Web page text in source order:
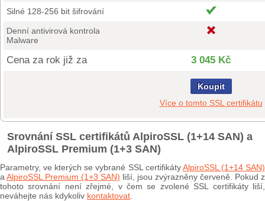
Silné 128-256 bit šifrování
Denní antivirová kontrola
Malware
Cena za rok již za 3 045 Kč
Koupit
Více o tomto SSL certifikátu
Srovnání SSL certifikátů AlpiroSSL (1+14 SAN) a
AlpiroSSL Premium (1+3 SAN)
Parametry, ve kterých se vybrané SSL certifikátyAlpiroSSL (1+14 SAN)
a AlpiroSSL Premium (1+3 SAN) liší, jsou zvýrazněny červeně. Pokud z
tohoto srovnání není zřejmé, v čem se zvolené SSL certifikáty liší,
neváhejte nás kdykoliv kontaktovat